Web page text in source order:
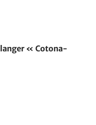
« Cotona-